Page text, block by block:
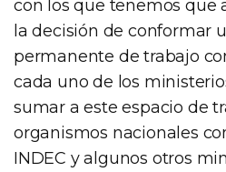
con los que tenemos que
la decisión de conformar
permanente de trabajo
cada uno de los
sumar a este espacio de
organismos nacionales
INDEC y algunos otros